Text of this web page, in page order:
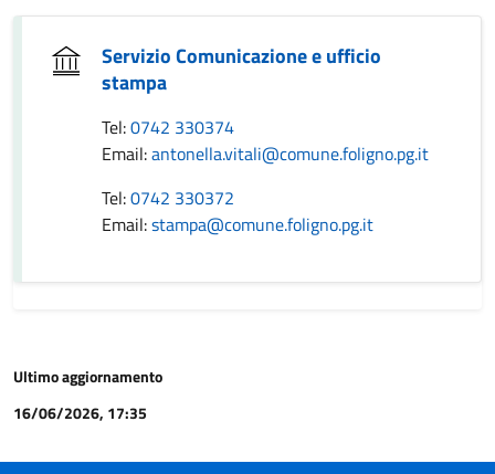
Servizio Comunicazione e ufficio
stampa
Tel:0742 330374
Email:antonella.vitali@comune.foligno.pg.it
Tel:0742 330372
Email:stampa@comune.foligno.pg.it
Ultimo aggiornamento
16/06/2026, 17:35